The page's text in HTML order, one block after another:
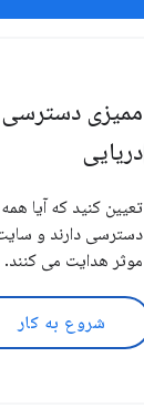
ممیزی
دریایی
تعیین کنید که آیا
دسترسی دارند و
موثر هدایت می کنند.
شروع به کار